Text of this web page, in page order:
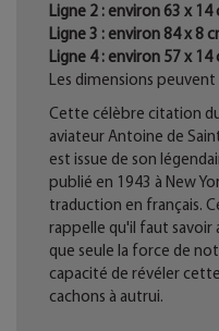
Ligne 2 : environ 63 x 14
Ligne 3 : environ 84 x 8
Ligne 4 : environ 57 x 14
Les dimensions
Cette célèbre citation
aviateur Antoine de
est issue de son
publié en 1943 à New
traduction en français.
rappelle qu'il faut savoir
que seule la force de
capacité de révéler
cachons à autrui.